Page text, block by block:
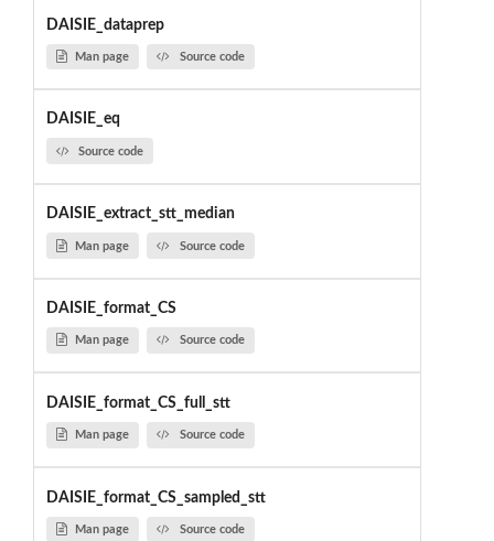
DAISIE_dataprep
Man page Source code
DAISIE_eq
Source code
DAISIE_extract_stt_median
Man page Source code
DAISIE_format_CS
Man page Source code
DAISIE_format_CS_full_stt
Man page Source code
DAISIE_format_CS_sampled_stt
Man page Source code